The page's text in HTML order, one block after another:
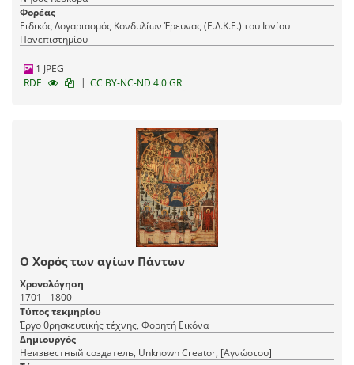
Φορέας
Ειδικός Λογαριασμός Κονδυλίων Έρευνας (Ε.Λ.Κ.Ε.) του Ιονίου
Πανεπιστημίου
1 JPEG
RDF
| CC BY-NC-ND 4.0 GR
Ο Χορός των αγίων Πάντων
Χρονολόγηση
1701 - 1800
Τύπος τεκμηρίου
Έργο θρησκευτικής τέχνης, Φορητή Εικόνα
Δημιουργός
Неизвестный создатель, Unknown Creator, [Αγνώστου]